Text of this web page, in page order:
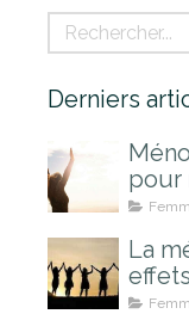
Rechercher
Derniers
pour
La